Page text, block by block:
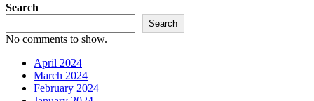
Search
Search
No comments to show.
April 2024
March 2024
February 2024